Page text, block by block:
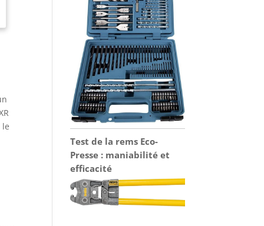
le
Test de la rems Eco-
Presse : maniabilité et
efficacité